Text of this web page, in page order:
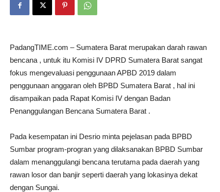
PadangTIME.com – Sumatera Barat merupakan darah rawan
bencana , untuk itu Komisi IV DPRD Sumatera Barat sangat
fokus mengevaluasi penggunaan APBD 2019 dalam
penggunaan anggaran oleh BPBD Sumatera Barat , hal ini
disampaikan pada Rapat Komisi IV dengan Badan
Penanggulangan Bencana Sumatera Barat .
Pada kesempatan ini Desrio minta pejelasan pada BPBD
Sumbar program-progran yang dilaksanakan BPBD Sumbar
dalam menanggulangi bencana terutama pada daerah yang
rawan losor dan banjir seperti daerah yang lokasinya dekat
dengan Sungai.